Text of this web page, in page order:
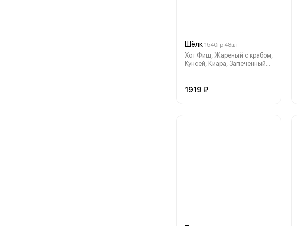
Шёлк 1540гр 48шт
Хот Фиш, Жареный с крабом,
Кунсей, Киара, Запеченный
1919 ₽